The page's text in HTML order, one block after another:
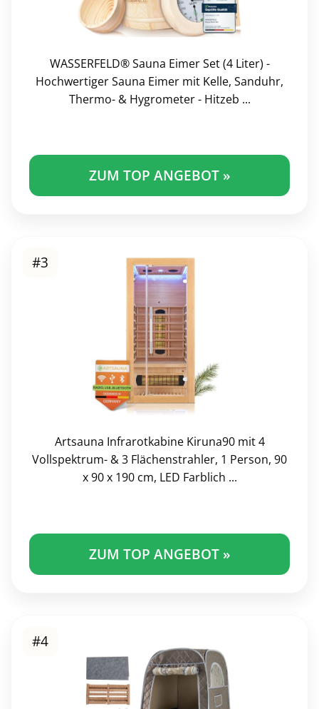
WASSERFELD® Sauna Eimer Set (4 Liter) -
Hochwertiger Sauna Eimer mit Kelle, Sanduhr,
Thermo- & Hygrometer - Hitzeb ...
ZUM TOP ANGEBOT »
#3
Artsauna Infrarotkabine Kiruna90 mit 4
Vollspektrum- & 3 Flächenstrahler, 1 Person, 90
x 90 x 190 cm, LED Farblich ...
ZUM TOP ANGEBOT »
#4